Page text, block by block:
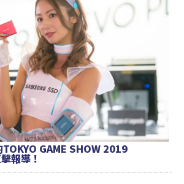
GAME SHOW 2019
報導！